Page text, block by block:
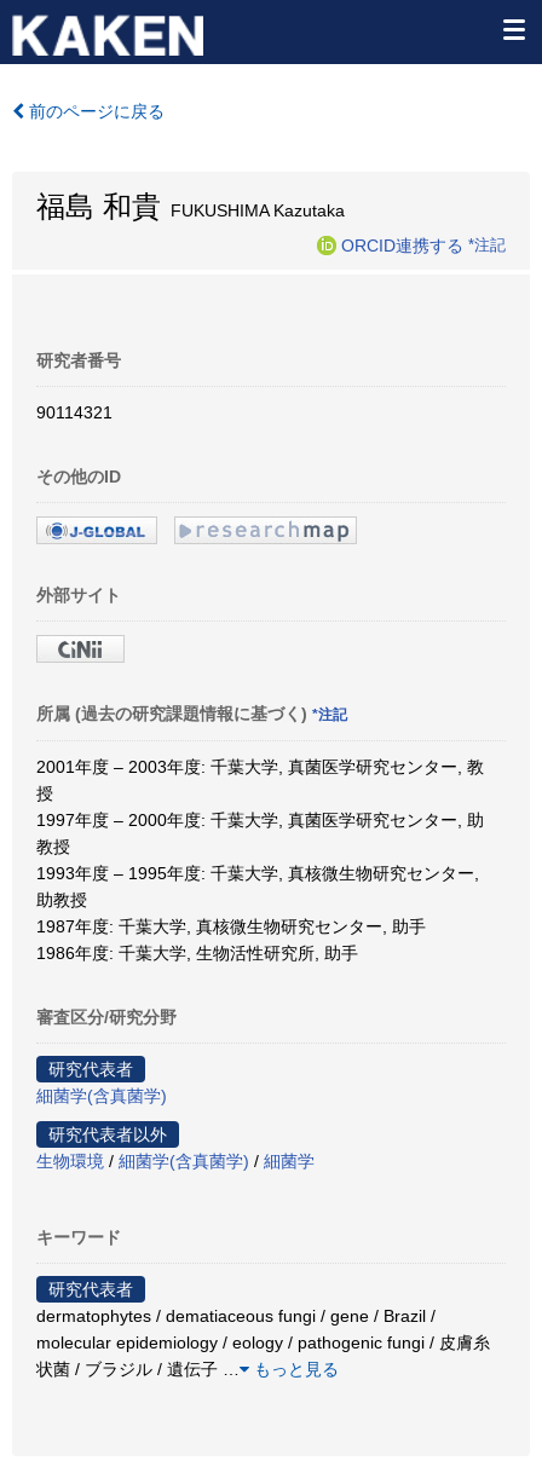
前のページに戻る
福島 和貴 FUKUSHIMA Kazutaka
ORCID連携する *注記
研究者番号
90114321
その他のID
外部サイト
所属 (過去の研究課題情報に基づく) *注記
2001年度 – 2003年度: 千葉大学, 真菌医学研究センター, 教
授
1997年度 – 2000年度: 千葉大学, 真菌医学研究センター, 助
教授
1993年度 – 1995年度: 千葉大学, 真核微生物研究センター,
助教授
1987年度: 千葉大学, 真核微生物研究センター, 助手
1986年度: 千葉大学, 生物活性研究所, 助手
審査区分/研究分野
研究代表者
細菌学(含真菌学)
研究代表者以外
生物環境 / 細菌学(含真菌学) / 細菌学
キーワード
研究代表者
dermatophytes / dematiaceous fungi / gene / Brazil /
molecular epidemiology / eology / pathogenic fungi / 皮膚糸
状菌 / ブラジル / 遺伝子
もっと見る